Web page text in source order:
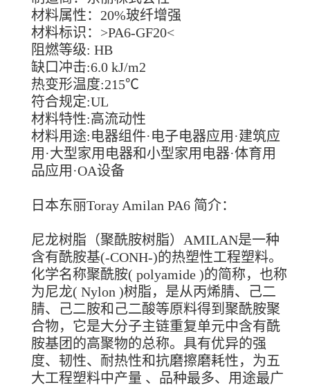
材料属性：20%玻纤增强
材料标识：>PA6-GF20<
阻燃等级: HB
缺口冲击:6.0 kJ/m2
热变形温度:215℃
符合规定:UL
材料特性:高流动性
材料用途:电器组件·电子电器应用·建筑应
用·大型家用电器和小型家用电器·体育用
品应用·OA设备
日本东丽Toray Amilan PA6 简介：
尼龙树脂（聚酰胺树脂）AMILAN是一种
含有酰胺基(-CONH-)的热塑性工程塑料。
化学名称聚酰胺( polyamide )的简称，也称
为尼龙( Nylon )树脂，是从丙烯腈、己二
腈、己二胺和己二酸等原料得到聚酰胺聚
合物，它是大分子主链重复单元中含有酰
胺基团的高聚物的总称。具有优异的强
度、韧性、耐热性和抗磨擦磨耗性，为五
大工程塑料中产量 、品种最多、用途最广